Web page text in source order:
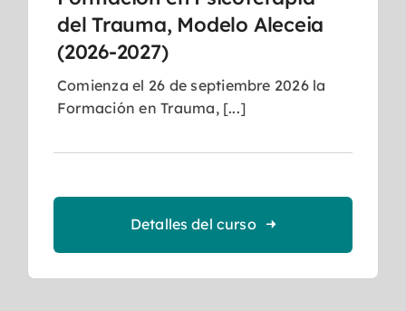
del Trauma, Modelo Aleceia
(2026-2027)
Comienza el 26 de septiembre 2026 la
Formación en Trauma, [...]
Detalles del curso